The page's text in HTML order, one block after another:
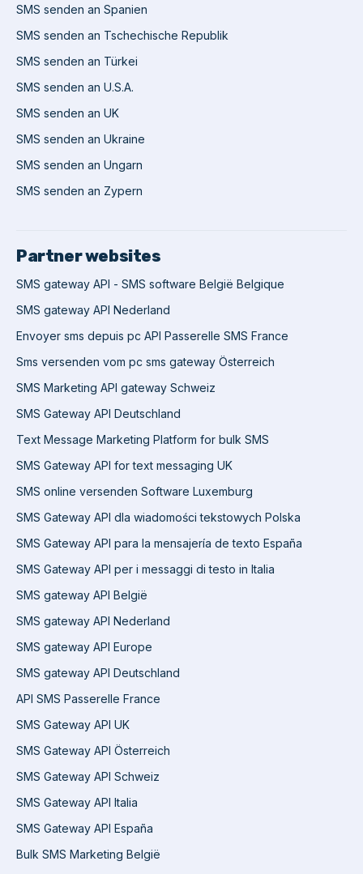
SMS senden an Spanien
SMS senden an Tschechische Republik
SMS senden an Türkei
SMS senden an U.S.A.
SMS senden an UK
SMS senden an Ukraine
SMS senden an Ungarn
SMS senden an Zypern
Partner websites
SMS gateway API - SMS software België Belgique
SMS gateway API Nederland
Envoyer sms depuis pc API Passerelle SMS France
Sms versenden vom pc sms gateway Österreich
SMS Marketing API gateway Schweiz
SMS Gateway API Deutschland
Text Message Marketing Platform for bulk SMS
SMS Gateway API for text messaging UK
SMS online versenden Software Luxemburg
SMS Gateway API dla wiadomości tekstowych Polska
SMS Gateway API para la mensajería de texto España
SMS Gateway API per i messaggi di testo in Italia
SMS gateway API België
SMS gateway API Nederland
SMS gateway API Europe
SMS gateway API Deutschland
API SMS Passerelle France
SMS Gateway API UK
SMS Gateway API Österreich
SMS Gateway API Schweiz
SMS Gateway API Italia
SMS Gateway API España
Bulk SMS Marketing België